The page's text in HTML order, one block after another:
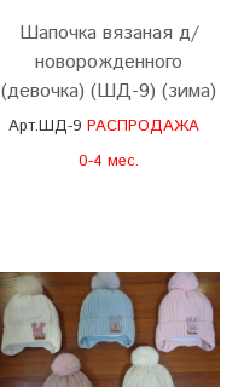
Шапочка вязаная д/
новорожденного
(девочка) (ШД-9) (зима)
Арт.ШД-9 РАСПРОДАЖА
0-4 мес.